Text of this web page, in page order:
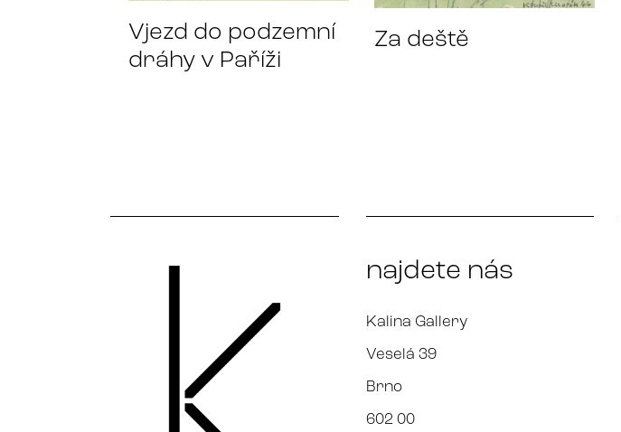
Vjezd do podzemní
dráhy v Paříži
Za deště
najdete nás
Kalina Gallery
Veselá 39
Brno
602 00